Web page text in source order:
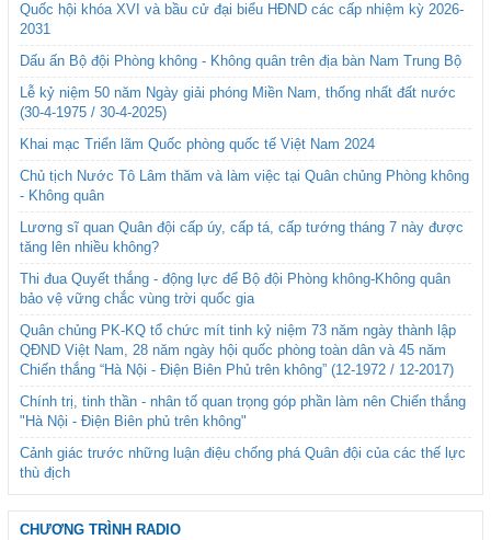
Quốc hội khóa XVI và bầu cử đại biểu HĐND các cấp nhiệm kỳ 2026-
2031
Dấu ấn Bộ đội Phòng không - Không quân trên địa bàn Nam Trung Bộ
Lễ kỷ niệm 50 năm Ngày giải phóng Miền Nam, thống nhất đất nước
(30-4-1975 / 30-4-2025)
Khai mạc Triển lãm Quốc phòng quốc tế Việt Nam 2024
Chủ tịch Nước Tô Lâm thăm và làm việc tại Quân chủng Phòng không
- Không quân
Lương sĩ quan Quân đội cấp úy, cấp tá, cấp tướng tháng 7 này được
tăng lên nhiều không?
Thi đua Quyết thắng - động lực để Bộ đội Phòng không-Không quân
bảo vệ vững chắc vùng trời quốc gia
Quân chủng PK-KQ tổ chức mít tinh kỷ niệm 73 năm ngày thành lập
QĐND Việt Nam, 28 năm ngày hội quốc phòng toàn dân và 45 năm
Chiến thắng “Hà Nội - Điện Biên Phủ trên không” (12-1972 / 12-2017)
Chính trị, tinh thần - nhân tố quan trọng góp phần làm nên Chiến thắng
"Hà Nội - Điện Biên phủ trên không"
Cảnh giác trước những luận điệu chống phá Quân đội của các thế lực
thù địch
CHƯƠNG TRÌNH RADIO